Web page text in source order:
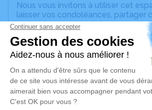
Nous vous invitons à utiliser cet
laisser vos condoléances, partager
souvenirs, une anecdote ou
à travers des poèmes ou des
est un lieu d'expression dédié à
mémoire de Marc
Un service de plantation d’arbre
disponible ici.